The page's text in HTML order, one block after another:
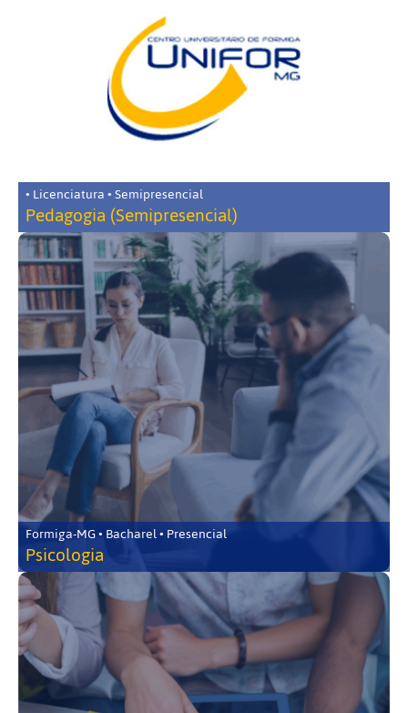
• Licenciatura • Semipresencial
Pedagogia (Semipresencial)
Formiga-MG • Bacharel • Presencial
Psicologia